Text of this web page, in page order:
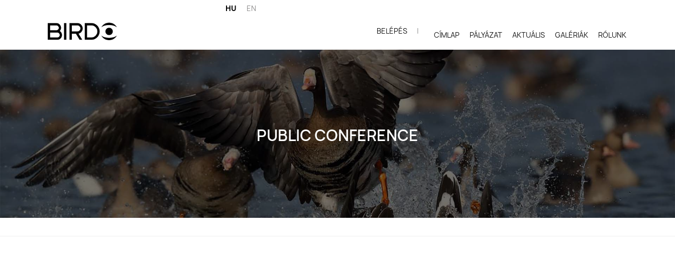
HU EN
CÍMLAP PÁLYÁZAT
Robert Gloeckner,
Egyesült Államok
Svetlana Ivanenko,
Oroszország
Terje Kolaas, Norvégia
Lóki Csaba,
Potyó Imre,
AKTUÁLIS GALÉRIÁK RÓLUNK
fiók
menüje
BELÉPÉS |
PUBLIC CONFERENCE